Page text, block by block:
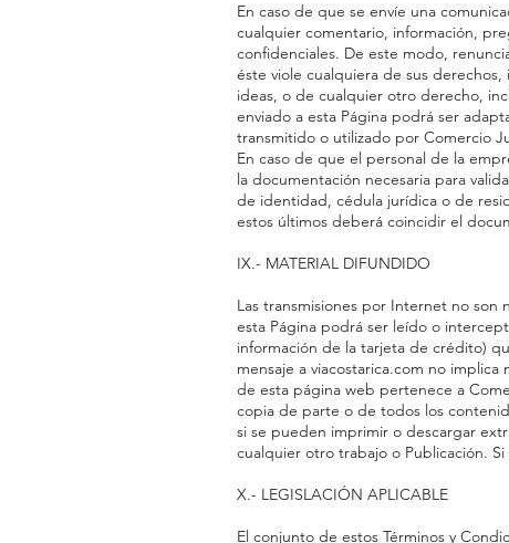
En caso de que se envíe una
cualquier comentario, información,
confidenciales. De este modo,
éste viole cualquiera de sus
ideas, o de cualquier otro derecho,
enviado a esta Página podrá ser
transmitido o utilizado por Comercio
En caso de que el personal de la
la documentación necesaria para
de identidad, cédula jurídica o de
estos últimos deberá coincidir el
IX.- MATERIAL DIFUNDIDO
Las transmisiones por Internet no
esta Página podrá ser leído o
información de la tarjeta de crédito)
mensaje a viacostarica.com no
de esta página web pertenece a
copia de parte o de todos los
si se pueden imprimir o descargar
cualquier otro trabajo o Publicación.
X.- LEGISLACIÓN APLICABLE
El conjunto de estos Términos y